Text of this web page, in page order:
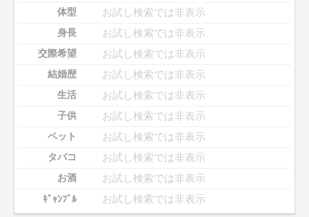
体型 お試し検索では非表示
身長 お試し検索では非表示
交際希望 お試し検索では非表示
結婚歴 お試し検索では非表示
生活 お試し検索では非表示
子供 お試し検索では非表示
ペット お試し検索では非表示
タバコ お試し検索では非表示
お酒 お試し検索では非表示
ｷﾞｬﾝﾌﾞﾙ お試し検索では非表示